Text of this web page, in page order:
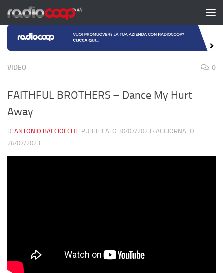
Salta al contenuto
VIDEO 0
FAITHFUL BROTHERS – Dance My Hurt
Away
DI ANTONIO BACCIOCCHI · PUBBLICATO 30/07/2023 · AGGIORNATO
26/07/2023